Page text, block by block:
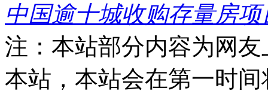
中国逾十城收购存量房
注：本站部分内容为网
本站，本站会在第一时